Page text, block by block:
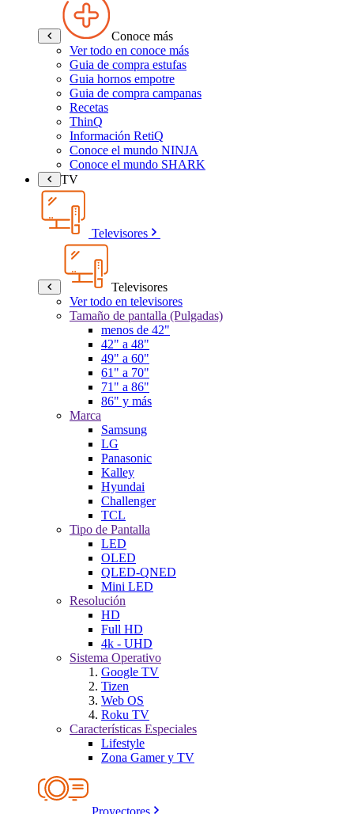
Conoce más
Ver todo en conoce más
Guia de compra estufas
Guia hornos empotre
Guia de compra campanas
Recetas
ThinQ
Información RetiQ
Conoce el mundo NINJA
Conoce el mundo SHARK
TV
Televisores
Televisores
Ver todo en televisores
Tamaño de pantalla (Pulgadas)
menos de 42"
42" a 48"
49" a 60"
61" a 70"
71" a 86"
86" y más
Marca
Samsung
LG
Panasonic
Kalley
Hyundai
Challenger
TCL
Tipo de Pantalla
LED
OLED
QLED-QNED
Mini LED
Resolución
HD
Full HD
4k - UHD
Sistema Operativo
Google TV
Tizen
Web OS
Roku TV
Características Especiales
Lifestyle
Zona Gamer y TV
Proyectores